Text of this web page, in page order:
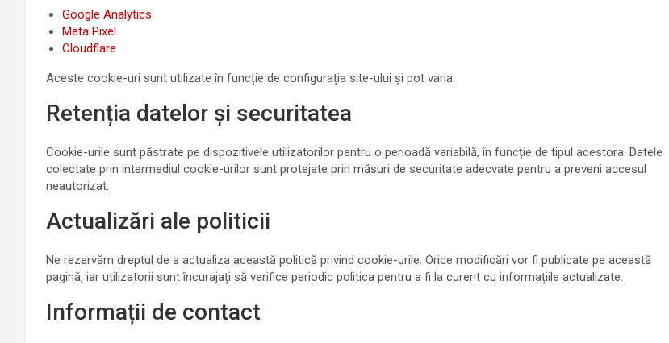
Google Analytics
Meta Pixel
Cloudflare
Aceste cookie-uri sunt utilizate în funcție de configurația site-ului și pot varia.
Retenția datelor și securitatea
Cookie-urile sunt păstrate pe dispozitivele utilizatorilor pentru o perioadă variabilă, în funcție de tipul acestora. Datele
colectate prin intermediul cookie-urilor sunt protejate prin măsuri de securitate adecvate pentru a preveni accesul
neautorizat.
Actualizări ale politicii
Ne rezervăm dreptul de a actualiza această politică privind cookie-urile. Orice modificări vor fi publicate pe această
pagină, iar utilizatorii sunt încurajați să verifice periodic politica pentru a fi la curent cu informațiile actualizate.
Informații de contact